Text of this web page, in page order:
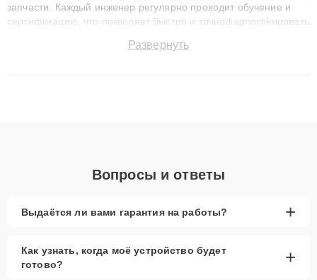
запчасти. Каждый инженер регулярно проходит обучение и
сертификацию, что позволяет быстро и точноdiagnostikировать
до 3 лет. Наши мастера решают сложные случаи: от замены
Развернуть
Вопросы и ответы
Выдаётся ли вами гарантия на работы? +
Как узнать, когда моё устройство будет
готово?
+